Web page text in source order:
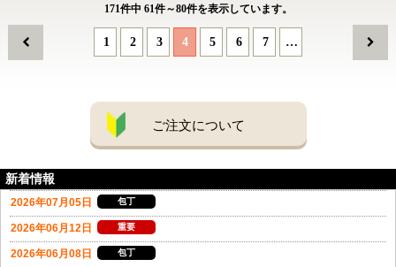
171件中 61件～80件を表示しています。
1 2 3 4 5 6 7 …
ご注文について
新着情報